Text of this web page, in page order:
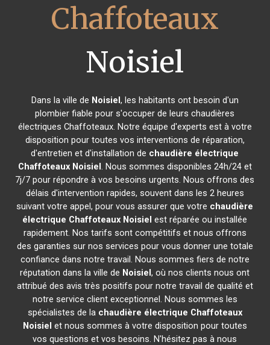
Chaffoteaux
Noisiel
Dans la ville de Noisiel, les habitants ont besoin d'un
plombier fiable pour s'occuper de leurs chaudières
électriques Chaffoteaux. Notre équipe d'experts est à votre
disposition pour toutes vos interventions de réparation,
d'entretien et d'installation de chaudière électrique
Chaffoteaux Noisiel. Nous sommes disponibles 24h/24 et
7j/7 pour répondre à vos besoins urgents. Nous offrons des
délais d'intervention rapides, souvent dans les 2 heures
suivant votre appel, pour vous assurer que votre chaudière
électrique Chaffoteaux Noisiel est réparée ou installée
rapidement. Nos tarifs sont compétitifs et nous offrons
des garanties sur nos services pour vous donner une totale
confiance dans notre travail. Nous sommes fiers de notre
réputation dans la ville de Noisiel, où nos clients nous ont
attribué des avis très positifs pour notre travail de qualité et
notre service client exceptionnel. Nous sommes les
spécialistes de la chaudière électrique Chaffoteaux
Noisiel et nous sommes à votre disposition pour toutes
vos questions et vos besoins. N'hésitez pas à nous